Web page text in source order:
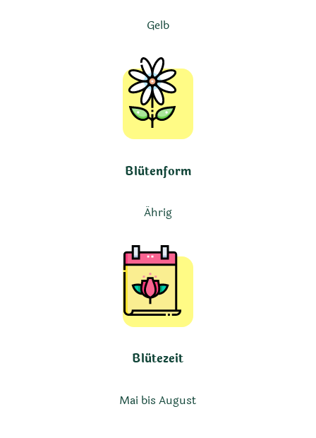
Gelb
Blütenform
Ährig
Blütezeit
Mai bis August